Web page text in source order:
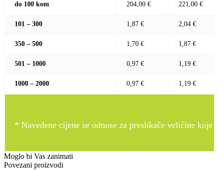
do 100 kom 204,00 € 221,00 €
101 – 300 1,87 € 2,04 €
350 – 500 1,70 € 1,87 €
501 – 1000 0,97 € 1,19 €
1000 – 2000 0,97 € 1,19 €
* Navedene cijene se odnose za preslikače veličine
Moglo bi Vas zanimati
Povezani proizvodi